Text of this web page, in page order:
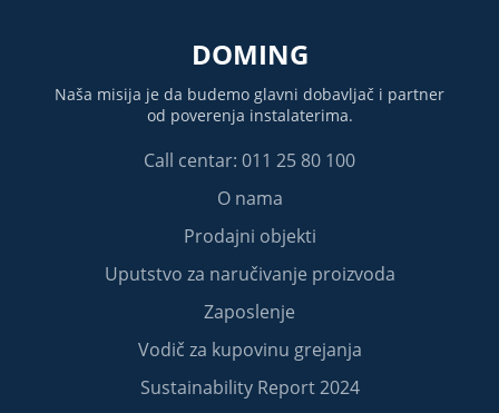
DOMING
Naša misija je da budemo glavni dobavljač i partner
od poverenja instalaterima.
Call centar: 011 25 80 100
O nama
Prodajni objekti
Uputstvo za naručivanje proizvoda
Zaposlenje
Vodič za kupovinu grejanja
Sustainability Report 2024